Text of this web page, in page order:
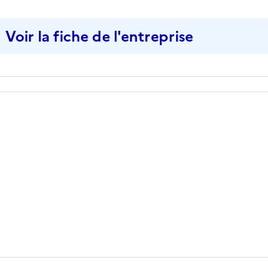
Voir la fiche de l'entreprise